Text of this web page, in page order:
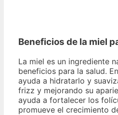
Beneficios de la miel
La miel es un ingrediente
beneficios para la salud.
ayuda a hidratarlo y
frizz y mejorando su
ayuda a fortalecer los
promueve el crecimiento